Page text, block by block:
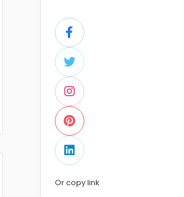
Or copy link